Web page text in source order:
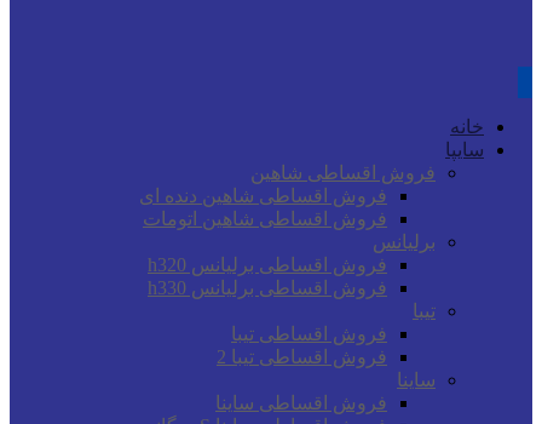
خانه
سایپا
فروش اقساطی شاهین
فروش اقساطی شاهین دنده ای
فروش اقساطی شاهین اتومات
برلیانس
فروش اقساطی برلیانس h320
فروش اقساطی برلیانس h330
تیبا
فروش اقساطی تیبا
فروش اقساطی تیبا 2
ساینا
فروش اقساطی ساینا